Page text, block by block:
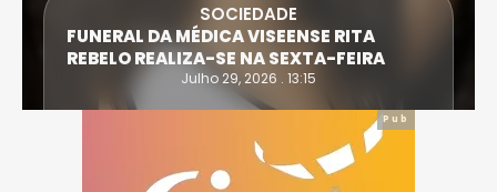
SOCIEDADE
FUNERAL DA MÉDICA VISEENSE RITA
REBELO REALIZA-SE NA SEXTA-FEIRA
Julho 29, 2026 . 13:15
Pub